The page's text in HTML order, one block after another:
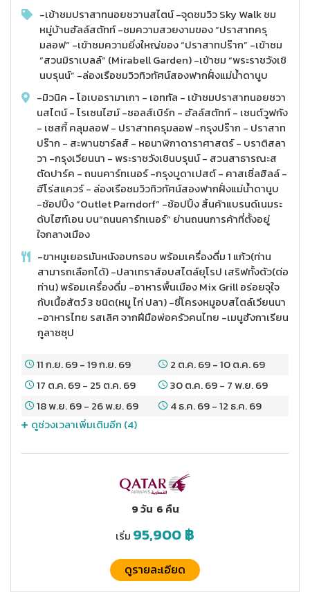
-เข้าชมปราสาทนอยชวานสไตน์ -จุดชมวิว Sky Walk ชม
หมู่บ้านฮัลล์สตัทท์ -ชมความสวยงามของ “ปราสาทครุ
มลอฟ” -เข้าชมความยิ่งใหญ่ของ “ปราสาทปร๊าก” -เข้าชม
“สวนมิราเบลล์” (Mirabell Garden) -เข้าชม “พระราชวังเชิ
นบรุนน์” -ล่องเรือชมวิวทิวทัศน์สองฟากฝั่งแม่น้ำดานูบ
-มิวนิค - โอเบอรามาเกา - เอททัล - เข้าชมปราสาทนอยชวา
นสไตน์ - โรเซนไฮม์ -ซอลส์เบิร์ก - ฮัลล์สตัทท์ - เซนต์วูฟกัง
- เชสกี้ คลุมลอฟ - ปราสาทครุมลอฟ -กรุงปร๊าก - ปราสาท
ปร๊าก - สะพานชาร์ลส์ - หอนาฬิกาดาราศาสตร์ - บราติสลา
วา -กรุงเวียนนา - พระราชวังเชินบรุนน์ - สวนสาธารณะส
ตัดปาร์ค - ถนนคาร์ทเนอร์ -กรุงบูดาเปสต์ - คาสเซิ่ลฮิลล์ -
ฮีโร่สแควร์ - ล่องเรือชมวิวทิวทัศน์สองฟากฝั่งแม่น้ำดานูบ
-ช้อปปิ้ง “Outlet Parndorf” -ช้อปปิ้ง สิ้นค้าแบรนด์เนมระ
ดับไฮท์เอน บน“ถนนคาร์ทเนอร์” ย่านถนนการค้าที่ตั้งอยู่
ใจกลางเมือง
-ขาหมูเยอรมันหนังอบกรอบ พร้อมเครื่องดื่ม 1 แก้ว(ท่าน
สามารถเลือกได้) -ปลาเทราส์อบสไตล์ยุโรป เสริฟทั้งตัว(ต่อ
ท่าน) พร้อมเครื่องดื่ม -อาหารพื้นเมือง Mix Grill อร่อยจุใจ
กับเนื้อสัตว์ 3 ชนิด(หมู ไก่ ปลา) -ซี่โครงหมูอบสไตล์เวียนนา
-อาหารไทย รสเลิศ จากฝีมือพ่อครัวคนไทย -เมนูฮังกาเรียน
กูลาซซุป
11 ก.ย. 69-19 ก.ย. 69 2 ต.ค. 69-10 ต.ค. 69
17 ต.ค. 69- 25 ต.ค. 69 30 ต.ค. 69- 7 พ.ย. 69
18 พ.ย. 69- 26 พ.ย. 69 4 ธ.ค. 69-12 ธ.ค. 69
ดูช่วงเวลาเพิ่มเติมอีก (4)
9 วัน 6 คืน
เริ่ม 95,900฿
ดูรายละเอียด